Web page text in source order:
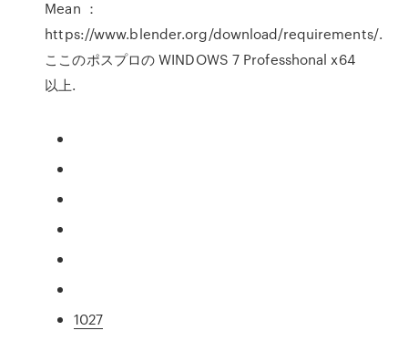
Mean ：
https://www.blender.org/download/requirements/.
ここのポスプロの WINDOWS 7 Professhonal x64
以上.
1027